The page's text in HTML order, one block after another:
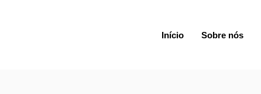
Início Sobre nós